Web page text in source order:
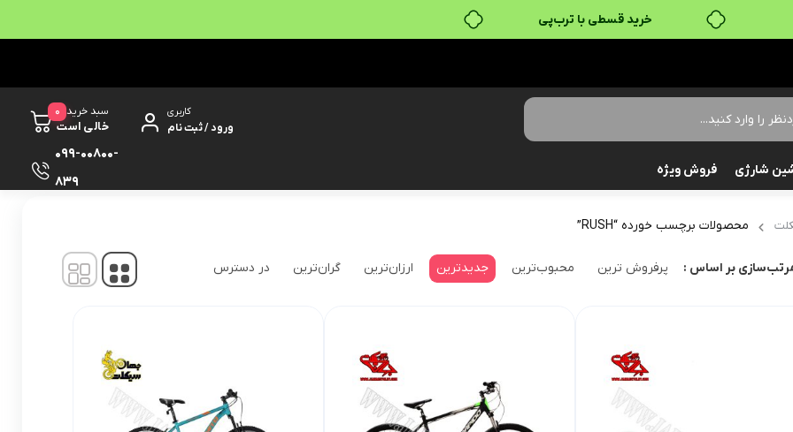
خرید قسطی با ترب‌پی
کاربری
ورود / ثبت نام
سبد خرید
خالی است
0
شارژی فروش ویژه
099-00800-
839
محصولات برچسب خورده “RUSH”
بر اساس : پرفروش ترین محبوب‌ترین جدیدترین ارزان‌ترین گران‌ترین در دسترس